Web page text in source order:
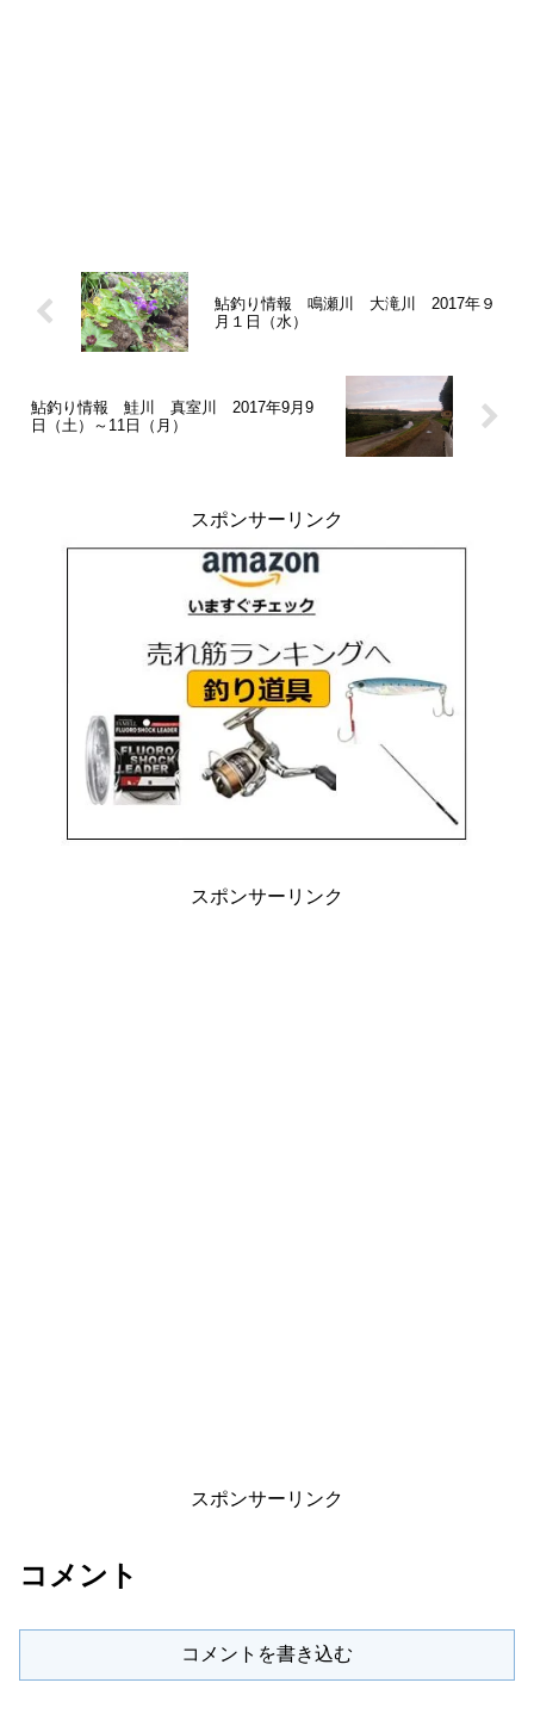
鮎釣り情報 鳴瀬川 大滝川 2017年９
月１日（水）
鮎釣り情報 鮭川 真室川 2017年9月9
日（土）～11日（月）
スポンサーリンク
スポンサーリンク
スポンサーリンク
コメント
コメントを書き込む